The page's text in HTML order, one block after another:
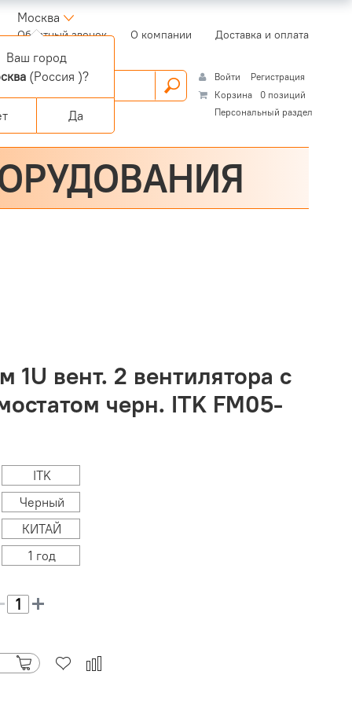
Москва
Обратный звонок(current)О компании Доставка и оплата
Войти
Регистрация
Корзина
0 позиций
Персональный раздел
1U вент. 2 вентилятора с
черн. ITK FM05-
ITK
Черный
КИТАЙ
1 год
Ваш город
(Россия )?
Да